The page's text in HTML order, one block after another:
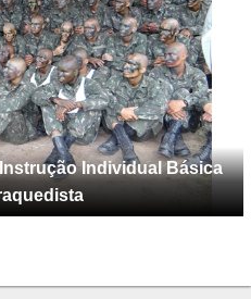
Individual Básica